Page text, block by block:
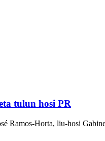
tulun hosi PR
Ramos-Horta, liu-hosi